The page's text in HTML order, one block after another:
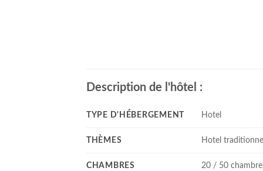
Description de l'hôtel :
TYPE D'HÉBERGEMENT Hotel
THÈMES Hotel
CHAMBRES 20 / 50